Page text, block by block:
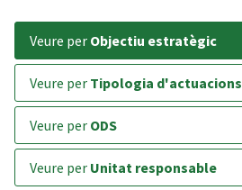
veure per Objectiu estratègic
veure per Tipologia d'actuacions
veure per ODS
veure per Unitat responsable